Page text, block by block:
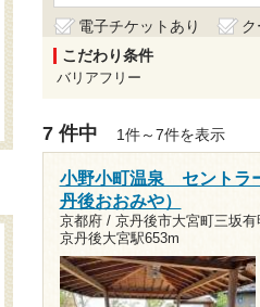
電子チケットあり ク
こだわり条件
バリアフリー
7 件中 1件～7件を表示
小野小町温泉 セントラ
丹後おおみや）
京都府 / 京丹後市大宮町三坂
京丹後大宮駅653m